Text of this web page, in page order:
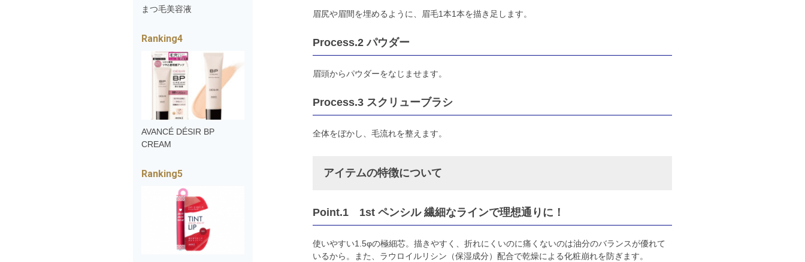
眉尻や眉間を埋めるように、眉毛1本1本を描き足します。
Process.2 パウダー
眉頭からパウダーをなじませます。
Process.3 スクリューブラシ
全体をぼかし、毛流れを整えます。
アイテムの特徴について
Point.1 1st ペンシル 繊細なラインで理想通りに！
使いやすい1.5φの極細芯。描きやすく、折れにくいのに痛くないのは油分のバランスが優れて
いるから。また、ラウロイルリシン（保湿成分）配合で乾燥による化粧崩れを防ぎます。
まつ毛美容液
AVANCÉ DÉSIR BP
CREAM